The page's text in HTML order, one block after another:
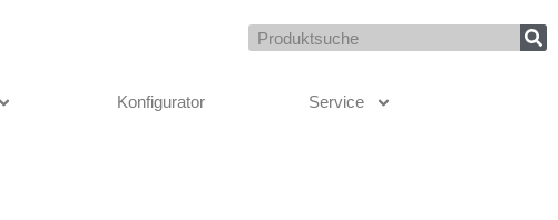
Suche
Konfigurator Service